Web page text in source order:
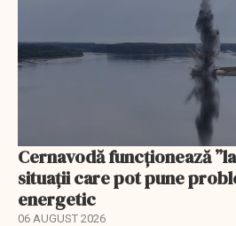
Cernavodă funcționează
situații care pot pune
energetic
06 AUGUST 2026